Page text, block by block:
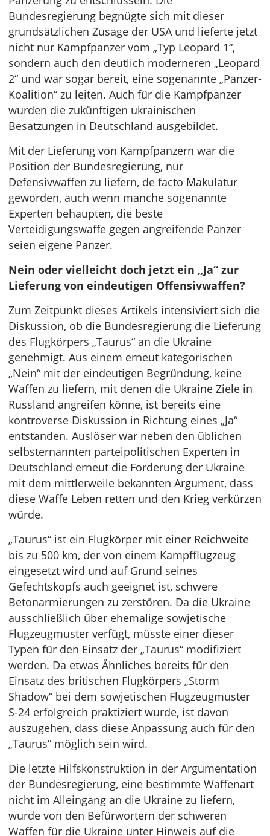
Bundesregierung begnügte sich mit dieser
grundsätzlichen Zusage der USA und lieferte jetzt
nicht nur Kampfpanzer vom „Typ Leopard 1“,
sondern auch den deutlich moderneren „Leopard
2“ und war sogar bereit, eine sogenannte „Panzer-
Koalition“ zu leiten. Auch für die Kampfpanzer
wurden die zukünftigen ukrainischen
Besatzungen in Deutschland ausgebildet.
Mit der Lieferung von Kampfpanzern war die
Position der Bundesregierung, nur
Defensivwaffen zu liefern, de facto Makulatur
geworden, auch wenn manche sogenannte
Experten behaupten, die beste
Verteidigungswaffe gegen angreifende Panzer
seien eigene Panzer.
Nein oder vielleicht doch jetzt ein „Ja“ zur
Lieferung von eindeutigen Offensivwaffen?
Zum Zeitpunkt dieses Artikels intensiviert sich die
Diskussion, ob die Bundesregierung die Lieferung
des Flugkörpers „Taurus“ an die Ukraine
genehmigt. Aus einem erneut kategorischen
„Nein“ mit der eindeutigen Begründung, keine
Waffen zu liefern, mit denen die Ukraine Ziele in
Russland angreifen könne, ist bereits eine
kontroverse Diskussion in Richtung eines „Ja“
entstanden. Auslöser war neben den üblichen
selbsternannten parteipolitischen Experten in
Deutschland erneut die Forderung der Ukraine
mit dem mittlerweile bekannten Argument, dass
diese Waffe Leben retten und den Krieg verkürzen
würde.
„Taurus“ ist ein Flugkörper mit einer Reichweite
bis zu 500 km, der von einem Kampfflugzeug
eingesetzt wird und auf Grund seines
Gefechtskopfs auch geeignet ist, schwere
Betonarmierungen zu zerstören. Da die Ukraine
ausschließlich über ehemalige sowjetische
Flugzeugmuster verfügt, müsste einer dieser
Typen für den Einsatz der „Taurus“ modifiziert
werden. Da etwas Ähnliches bereits für den
Einsatz des britischen Flugkörpers „Storm
Shadow“ bei dem sowjetischen Flugzeugmuster
S-24 erfolgreich praktiziert wurde, ist davon
auszugehen, dass diese Anpassung auch für den
„Taurus“ möglich sein wird.
Die letzte Hilfskonstruktion in der Argumentation
der Bundesregierung, eine bestimmte Waffenart
nicht im Alleingang an die Ukraine zu liefern,
wurde von den Befürwortern der schweren
Waffen für die Ukraine unter Hinweis auf die